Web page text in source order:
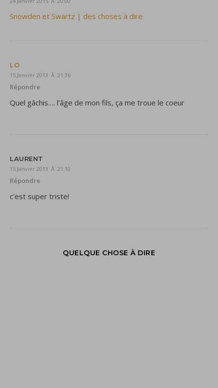
Snowden et Swartz | des choses à dire
LO
15 Janvier 2013 À 21:36
Répondre
Quel gâchis…. l’âge de mon fils, ça me troue le coeur
LAURENT
15 Janvier 2013 À 21:10
Répondre
c’est super triste!
QUELQUE CHOSE À DIRE